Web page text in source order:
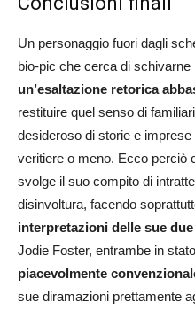
Un personaggio fuori dagli
bio-pic che cerca di
un’esaltazione retorica
restituire quel senso di
desideroso di storie e
veritiere o meno. Ecco perciò
svolge il suo compito di
disinvoltura, facendo
interpretazioni delle sue
Jodie Foster, entrambe in
piacevolmente
sue diramazioni prettamente